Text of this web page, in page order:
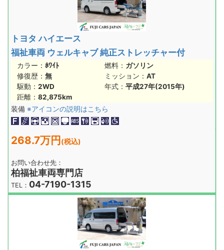
トヨタ ハイエース
福祉車両 ウェルキャブ 純正ストレッチャー付
カラー： ﾎﾜｲﾄ 燃料： ガソリン
修復歴： 無 ミッション： AT
駆動： 2WD 年式： 平成27年(2015年)
距離： 82,875km
装備 ※アイコンの説明はこちら
268.7万円 (税込)
お問い合わせ先：
柏福祉車両専門店
TEL： 04-7190-1315